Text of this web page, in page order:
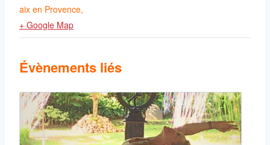
aix en Provence,
+ Google Map
Évènements liés